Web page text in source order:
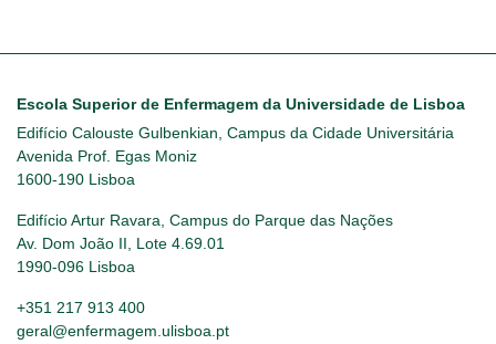
Escola Superior de Enfermagem da Universidade de Lisboa
Edifício Calouste Gulbenkian, Campus da Cidade Universitária
Avenida Prof. Egas Moniz
1600-190 Lisboa
Edifício Artur Ravara, Campus do Parque das Nações
Av. Dom João II, Lote 4.69.01
1990-096 Lisboa
+351 217 913 400
geral@enfermagem.ulisboa.pt